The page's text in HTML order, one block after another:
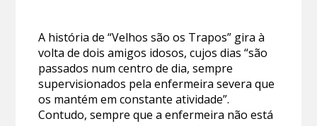
A história de “Velhos são os Trapos” gira à
volta de dois amigos idosos, cujos dias “são
passados num centro de dia, sempre
supervisionados pela enfermeira severa que
os mantém em constante atividade”.
Contudo, sempre que a enfermeira não está